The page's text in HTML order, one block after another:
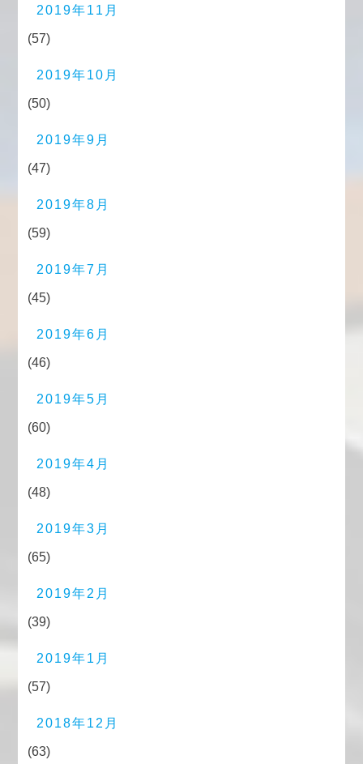
2019年11月
(57)
2019年10月
(50)
2019年9月
(47)
2019年8月
(59)
2019年7月
(45)
2019年6月
(46)
2019年5月
(60)
2019年4月
(48)
2019年3月
(65)
2019年2月
(39)
2019年1月
(57)
2018年12月
(63)